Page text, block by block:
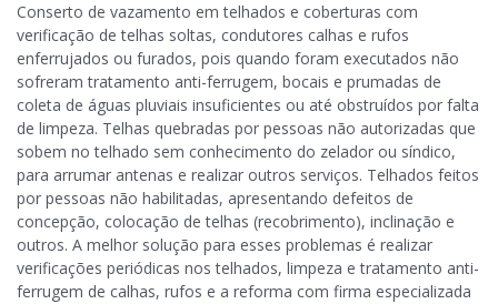
Conserto de vazamento em telhados e coberturas com
verificação de telhas soltas, condutores calhas e rufos
enferrujados ou furados, pois quando foram executados não
sofreram tratamento anti-ferrugem, bocais e prumadas de
coleta de águas pluviais insuficientes ou até obstruídos por falta
de limpeza. Telhas quebradas por pessoas não autorizadas que
sobem no telhado sem conhecimento do zelador ou síndico,
para arrumar antenas e realizar outros serviços. Telhados feitos
por pessoas não habilitadas, apresentando defeitos de
concepção, colocação de telhas (recobrimento), inclinação e
outros. A melhor solução para esses problemas é realizar
verificações periódicas nos telhados, limpeza e tratamento anti-
ferrugem de calhas, rufos e a reforma com firma especializada